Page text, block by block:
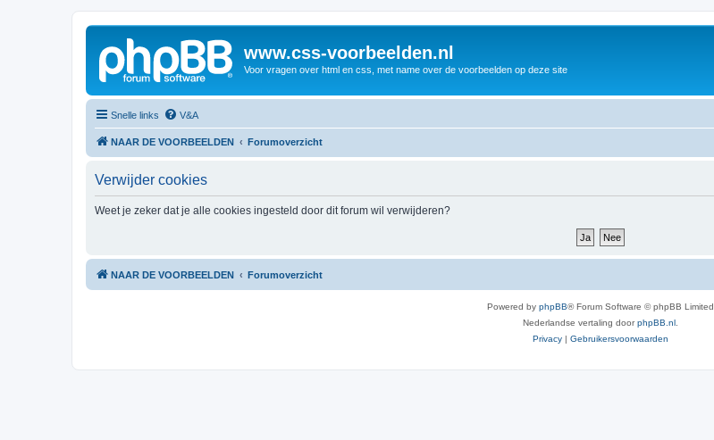
www.css-voorbeelden.nl
Voor vragen over html en css, met name over de voorbeelden op deze site
Snelle links V&A
NAAR DE VOORBEELDEN Forumoverzicht
Verwijder cookies
Weet je zeker dat je alle cookies ingesteld door dit forum wil verwijderen?
NAAR DE VOORBEELDEN Forumoverzicht
Powered by phpBB® Forum Software © phpBB Limited
Nederlandse vertaling doorphpBB.nl
Privacy | Gebruikersvoorwaarden